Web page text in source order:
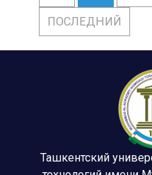
ПОСЛЕДНИЙ
Ташкентский